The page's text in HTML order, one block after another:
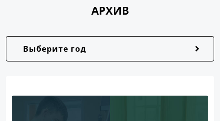
АРХИВ
Выберите год